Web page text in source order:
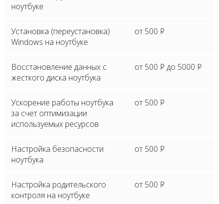
ноутбуке
Установка (переустановка)
Windows на ноутбуке
от 500 P
Восстановление данных с
жесткого диска ноутбука
от 500 P до 5000 P
Ускорение работы ноутбука
за счет оптимизации
используемых ресурсов
от 500 P
Настройка безопасности
ноутбука
от 500 P
Настройка родительского
контроля на ноутбуке
от 500 P